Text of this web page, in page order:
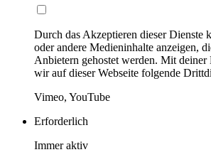
Durch das Akzeptieren dieser Dienste
oder andere Medieninhalte anzeigen,
Anbietern gehostet werden. Mit
wir auf dieser Webseite folgende
Vimeo, YouTube
Erforderlich
Immer aktiv